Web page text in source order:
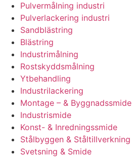
Pulvermålning industri
Pulverlackering industri
Sandblästring
Blästring
Industrimålning
Rostskyddsmålning
Ytbehandling
Industrilackering
Montage – & Byggnadssmide
Industrismide
Konst- & Inredningssmide
Stålbyggen & Ståltillverkning
Svetsning & Smide